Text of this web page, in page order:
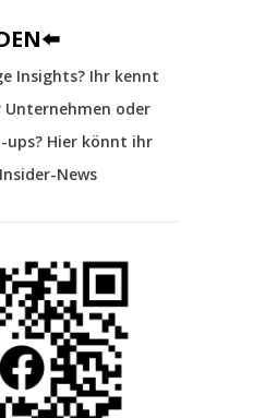
Insights? Ihr kennt
Unternehmen oder
Hier könnt ihr
News